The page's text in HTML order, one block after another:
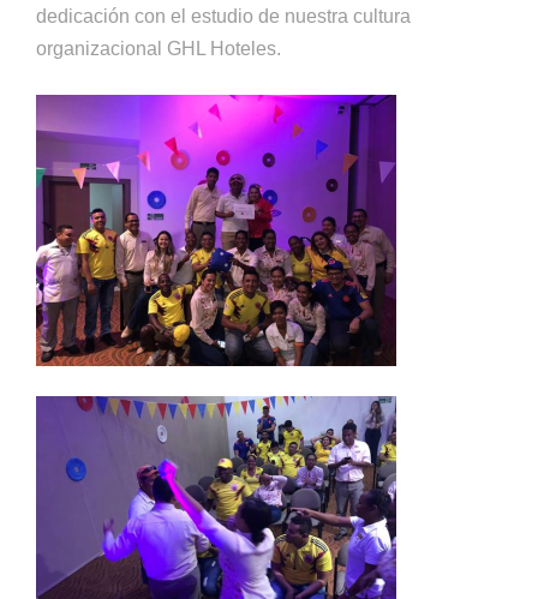
dedicación con el estudio de nuestra cultura
organizacional GHL Hoteles.